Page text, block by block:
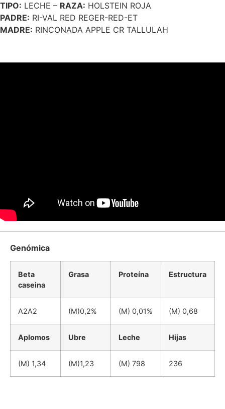
TIPO: LECHE – RAZA: HOLSTEIN ROJA
PADRE: RI-VAL RED REGER-RED-ET
MADRE: RINCONADA APPLE CR TALLULAH
Genómica
Beta
caseina
Grasa Proteína Estructura
A2A2 (M)0,2% (M) 0,01% (M) 0,68
Aplomos Ubre Leche Hijas
(M) 1,34 (M)1,23 (M) 798 236